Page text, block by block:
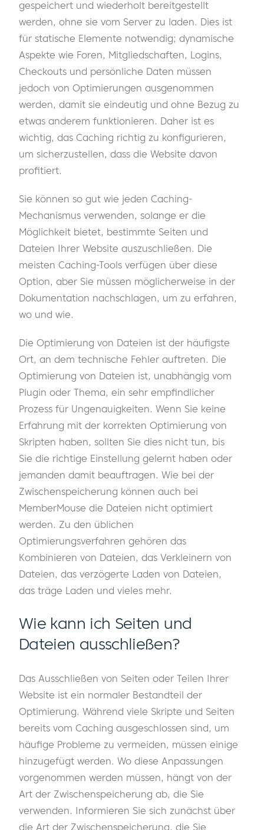
gespeichert und wiederholt bereitgestellt
werden, ohne sie vom Server zu laden. Dies ist
für statische Elemente notwendig; dynamische
Aspekte wie Foren, Mitgliedschaften, Logins,
Checkouts und persönliche Daten müssen
jedoch von Optimierungen ausgenommen
werden, damit sie eindeutig und ohne Bezug zu
etwas anderem funktionieren. Daher ist es
wichtig, das Caching richtig zu konfigurieren,
um sicherzustellen, dass die Website davon
profitiert.
Sie können so gut wie jeden Caching-
Mechanismus verwenden, solange er die
Möglichkeit bietet, bestimmte Seiten und
Dateien Ihrer Website auszuschließen. Die
meisten Caching-Tools verfügen über diese
Option, aber Sie müssen möglicherweise in der
Dokumentation nachschlagen, um zu erfahren,
wo und wie.
Die Optimierung von Dateien ist der häufigste
Ort, an dem technische Fehler auftreten. Die
Optimierung von Dateien ist, unabhängig vom
Plugin oder Thema, ein sehr empfindlicher
Prozess für Ungenauigkeiten. Wenn Sie keine
Erfahrung mit der korrekten Optimierung von
Skripten haben, sollten Sie dies nicht tun, bis
Sie die richtige Einstellung gelernt haben oder
jemanden damit beauftragen. Wie bei der
Zwischenspeicherung können auch bei
MemberMouse die Dateien nicht optimiert
werden. Zu den üblichen
Optimierungsverfahren gehören das
Kombinieren von Dateien, das Verkleinern von
Dateien, das verzögerte Laden von Dateien,
das träge Laden und vieles mehr.
Wie kann ich Seiten und
Dateien ausschließen?
Das Ausschließen von Seiten oder Teilen Ihrer
Website ist ein normaler Bestandteil der
Optimierung. Während viele Skripte und Seiten
bereits vom Caching ausgeschlossen sind, um
häufige Probleme zu vermeiden, müssen einige
hinzugefügt werden. Wo diese Anpassungen
vorgenommen werden müssen, hängt von der
Art der Zwischenspeicherung ab, die Sie
verwenden. Informieren Sie sich zunächst über
die Art der Zwischenspeicherung, die Sie